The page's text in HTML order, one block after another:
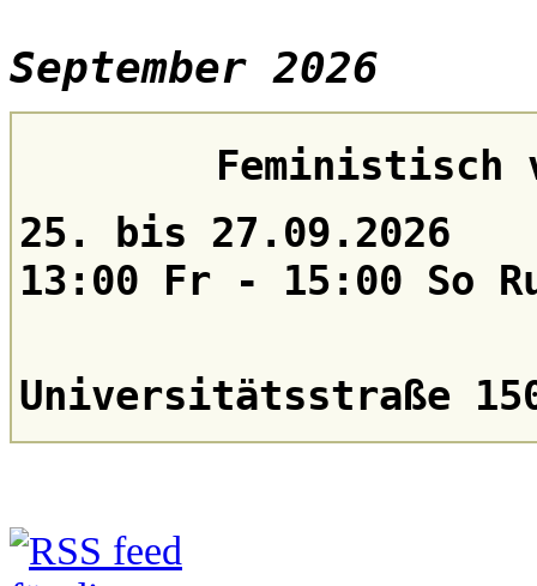
September 2026
Feministisch
25. bis 27.09.2026
13:00 Fr - 15:00 So
Universitätsstraße